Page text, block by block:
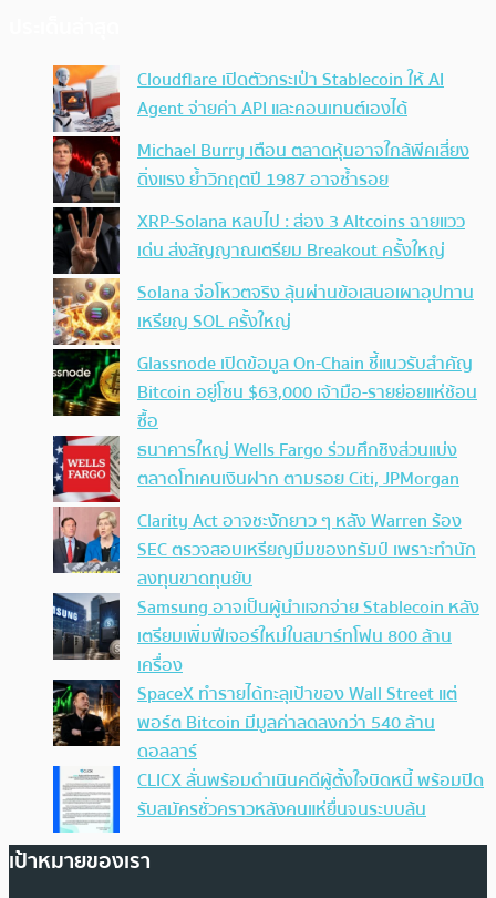
Cloudflare เปิดตัวกระเป๋า Stablecoin ให้ AI
Agent จ่ายค่า API และคอนเทนต์เองได้
Michael Burry เตือน ตลาดหุ้นอาจใกล้พีคเสี่ยง
ดิ่งแรง ย้ำวิกฤตปี 1987 อาจซ้ำรอย
XRP-Solana หลบไป : ส่อง 3 Altcoins ฉายแวว
เด่น ส่งสัญญาณเตรียม Breakout ครั้งใหญ่
Solana จ่อโหวตจริง ลุ้นผ่านข้อเสนอเผาอุปทาน
เหรียญ SOL ครั้งใหญ่
Glassnode เปิดข้อมูล On-Chain ชี้แนวรับสำคัญ
Bitcoin อยู่โซน $63,000 เจ้ามือ-รายย่อยแห่ช้อน
ซื้อ
ธนาคารใหญ่ Wells Fargo ร่วมศึกชิงส่วนแบ่ง
ตลาดโทเคนเงินฝาก ตามรอย Citi, JPMorgan
Clarity Act อาจชะงักยาว ๆ หลัง Warren ร้อง
SEC ตรวจสอบเหรียญมีมของทรัมป์ เพราะทำนัก
ลงทุนขาดทุนยับ
Samsung อาจเป็นผู้นำแจกจ่าย Stablecoin หลัง
เตรียมเพิ่มฟีเจอร์ใหม่ในสมาร์ทโฟน 800 ล้าน
เครื่อง
SpaceX ทำรายได้ทะลุเป้าของ Wall Street แต่
พอร์ต Bitcoin มีมูลค่าลดลงกว่า 540 ล้าน
ดอลลาร์
CLICX ลั่นพร้อมดำเนินคดีผู้ตั้งใจบิดหนี้ พร้อมปิด
รับสมัครชั่วคราวหลังคนแห่ยื่นจนระบบล้น
เป้าหมายของเรา